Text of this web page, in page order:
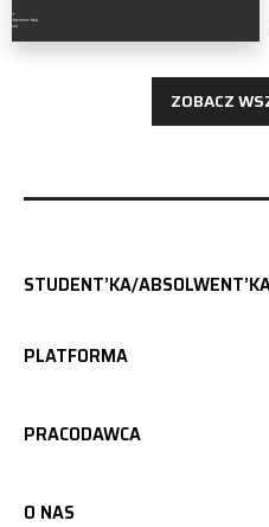
Rafał Gawlik
ZOBACZ
STUDENT’KA/
PLATFORMA
PRACODAWCA
O NAS